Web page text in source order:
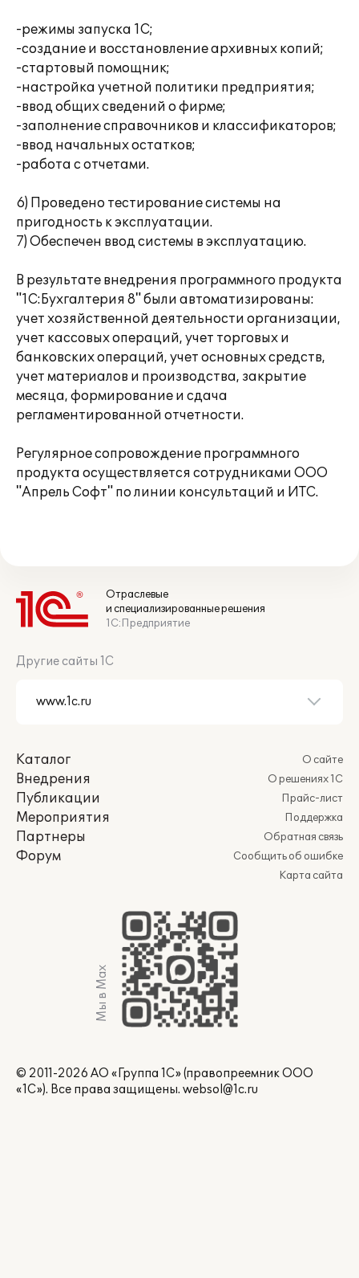
-режимы запуска 1С;
-создание и восстановление архивных копий;
-стартовый помощник;
-настройка учетной политики предприятия;
-ввод общих сведений о фирме;
-заполнение справочников и классификаторов;
-ввод начальных остатков;
-работа с отчетами.
6) Проведено тестирование системы на
пригодность к эксплуатации.
7) Обеспечен ввод системы в эксплуатацию.
В результате внедрения программного продукта
"1С:Бухгалтерия 8" были автоматизированы:
учет хозяйственной деятельности организации,
учет кассовых операций, учет торговых и
банковских операций, учет основных средств,
учет материалов и производства, закрытие
месяца, формирование и сдача
регламентированной отчетности.
Регулярное сопровождение программного
продукта осуществляется сотрудниками ООО
"Апрель Софт" по линии консультаций и ИТС.
Отраслевые
и специализированные решения
1С:Предприятие
Другие сайты 1С
Каталог
Внедрения
Публикации
Мероприятия
Партнеры
Форум
О сайте
О решениях 1С
Прайс-лист
Поддержка
Обратная связь
Сообщить об ошибке
Карта сайта
Мы в Max
© 2011-2026 АО «Группа 1С» (правопреемник ООО
«1С»). Все права защищены. websol@1c.ru